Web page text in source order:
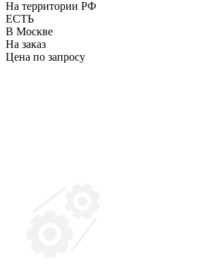
На территории РФ
ЕСТЬ
В Москве
На заказ
Цена по запросу